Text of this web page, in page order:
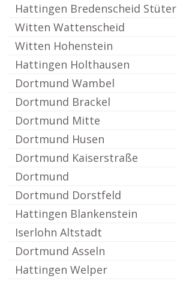
Hattingen Bredenscheid Stüter
Witten Wattenscheid
Witten Hohenstein
Hattingen Holthausen
Dortmund Wambel
Dortmund Brackel
Dortmund Mitte
Dortmund Husen
Dortmund Kaiserstraße
Dortmund
Dortmund Dorstfeld
Hattingen Blankenstein
Iserlohn Altstadt
Dortmund Asseln
Hattingen Welper